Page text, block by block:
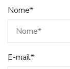
Nome*
E-mail*